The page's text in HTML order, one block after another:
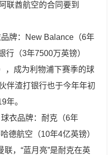
联酋航空的合同要到
牌：New Balance（6年
行（3年7500万英镑）
，成为利物浦下赛季的球
伴渣打银行也于今年年初
年。
衣品牌：耐克（6年
德航空（10年4亿英镑）
，“蓝月亮”是耐克在英